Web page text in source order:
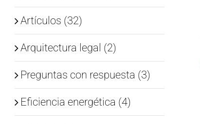
Artículos (32)
Arquitectura legal (2)
Preguntas con respuesta (3)
Eficiencia energética (4)